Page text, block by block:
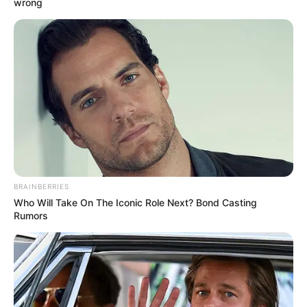
Baca juga:
Aksi Spider-Man dalam Film Animasi Spider-
Man: Into the Spider-Verse
2. Ralph Breaks the Internet: Wreck-It Ralph 2
wrong
BRAINBERRIES
Who Will Take On The Iconic Role Next? Bond Casting
Rumors